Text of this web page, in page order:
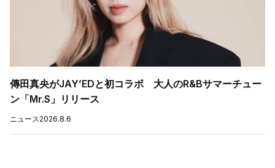
傳田真央がJAY’EDと初コラボ 大人のR&Bサマーチュー
ン「Mr.S」リリース
ニュース 2026.8.6